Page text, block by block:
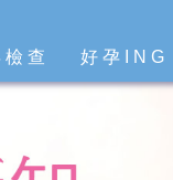
查 好孕ING